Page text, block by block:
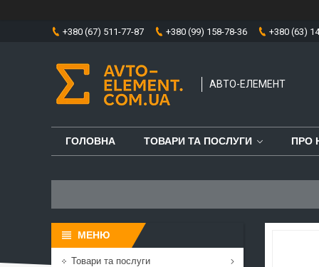
+380 (67) 511-77-87 +380 (99) 158-78-36 +380 (63)
АВТО-ЕЛЕМЕНТ
ГОЛОВНА ТОВАРИ ТА ПОСЛУГИ ПРО
Товари та послуги